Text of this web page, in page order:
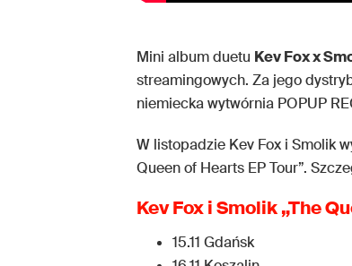
Mini album duetu Kev Fox x
streamingowych. Za jego
niemiecka wytwórnia POPUP
W listopadzie Kev Fox i Smolik
Queen of Hearts EP Tour”.
Kev Fox i Smolik „The
15.11 Gdańsk